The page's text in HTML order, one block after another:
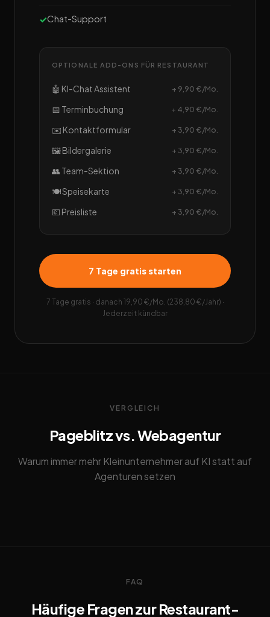
Chat-Support
OPTIONALE ADD-ONS FÜR RESTAURANT
🤖 KI-Chat Assistent + 9,90 €/Mo.
📅 Terminbuchung + 4,90 €/Mo.
✉️ Kontaktformular + 3,90 €/Mo.
🖼️ Bildergalerie + 3,90 €/Mo.
👥 Team-Sektion + 3,90 €/Mo.
🍽️ Speisekarte + 3,90 €/Mo.
💶 Preisliste + 3,90 €/Mo.
7 Tage gratis starten
7 Tage gratis · danach 19,90 €/Mo. (238,80 €/Jahr) ·
Jederzeit kündbar
VERGLEICH
Pageblitz vs. Webagentur
Warum immer mehr Kleinunternehmer auf KI statt auf
Agenturen setzen
FAQ
Häufige Fragen zur Restaurant-